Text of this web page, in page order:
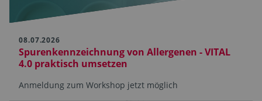
08.07.2026
Spurenkennzeichnung von Allergenen - VITAL
4.0 praktisch umsetzen
Anmeldung zum Workshop jetzt möglich